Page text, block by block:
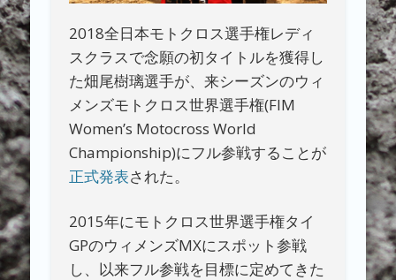
2018全日本モトクロス選手権レディ
スクラスで念願の初タイトルを獲得し
た畑尾樹璃選手が、来シーズンのウィ
メンズモトクロス世界選手権(FIM
Women’s Motocross World
Championship)にフル参戦することが
正式発表された。
2015年にモトクロス世界選手権タイ
GPのウィメンズMXにスポット参戦
し、以来フル参戦を目標に定めてきた